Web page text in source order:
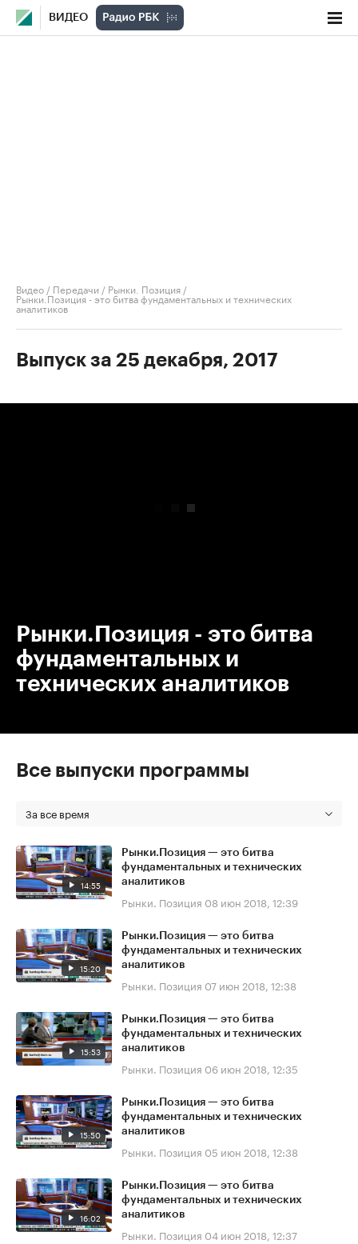
ВИДЕО
Видео / Передачи / Рынки. Позиция /
Рынки.Позиция - это битва фундаментальных и технических
аналитиков
Выпуск за 25 декабря, 2017
Рынки.Позиция - это битва
фундаментальных и
технических аналитиков
Все выпуски программы
За все время
14:55
Рынки.Позиция — это битва
фундаментальных и технических
аналитиков
Рынки. Позиция 08 июн 2018, 12:39
15:20
Рынки.Позиция — это битва
фундаментальных и технических
аналитиков
Рынки. Позиция 07 июн 2018, 12:38
15:53
Рынки.Позиция — это битва
фундаментальных и технических
аналитиков
Рынки. Позиция 06 июн 2018, 12:35
15:50
Рынки.Позиция — это битва
фундаментальных и технических
аналитиков
Рынки. Позиция 05 июн 2018, 12:38
16:02
Рынки.Позиция — это битва
фундаментальных и технических
аналитиков
Рынки. Позиция 04 июн 2018, 12:37